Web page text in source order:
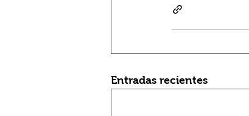
Entradas recientes